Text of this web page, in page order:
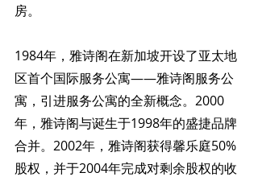
房。
1984年，雅诗阁在新加坡开设了亚太地
区首个国际服务公寓——雅诗阁服务公
寓，引进服务公寓的全新概念。2000
年，雅诗阁与诞生于1998年的盛捷品牌
合并。2002年，雅诗阁获得馨乐庭50%
股权，并于2004年完成对剩余股权的收